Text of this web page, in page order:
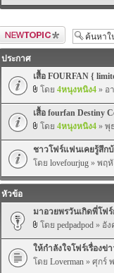
ตั้งกระทู้ใหม่
ประกาศ
เสื้อ FOURFAN {
โดย 4หนุงหนิง4 » อ
เสื้อ fourfan Destiny
โดย 4หนุงหนิง4 » พุ
ชาวโฟร์แฟนเคยรู้สึก
โดย lovefourjug » พฤหั
หัวข้อ
มาอวยพรวันเกิดพี่โฟ
โดย pedpadpod » อัง
ให้กำลังใจโฟร์เรื่องข่
โดย Loverman » ศุกร์